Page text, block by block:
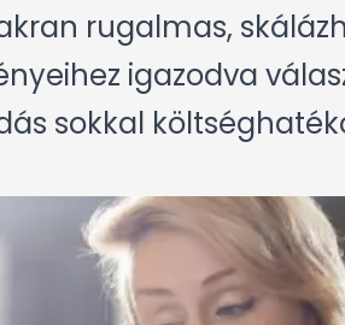
rugalmas,
igazodva
sokkal